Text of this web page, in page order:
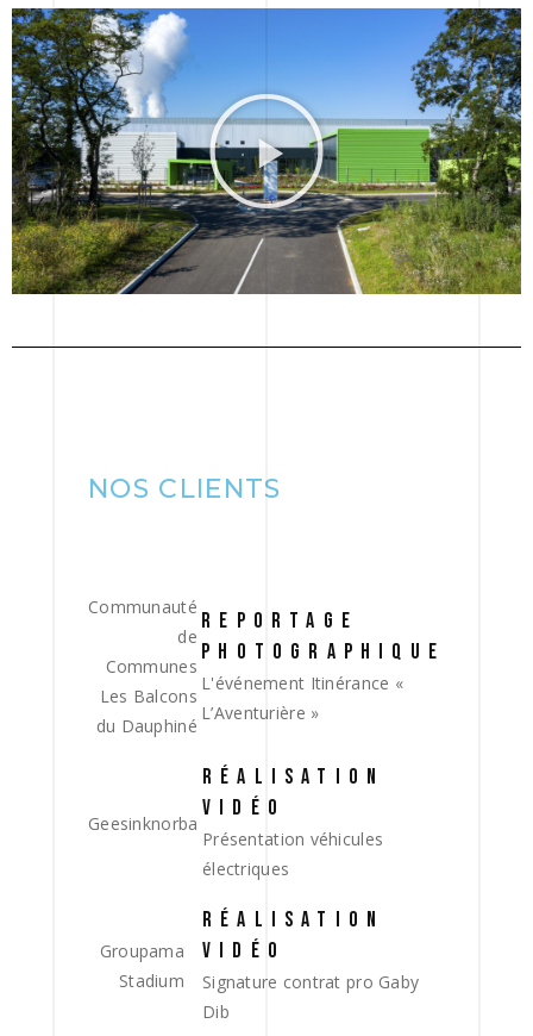
NOS CLIENTS
Communauté
de
Communes
Les Balcons
du Dauphiné
REPORTAGE
PHOTOGRAPHIQUE
L'événement Itinérance «
L’Aventurière »
Geesinknorba
RÉALISATION
VIDÉO
Présentation véhicules
électriques
Groupama
Stadium
RÉALISATION
VIDÉO
Signature contrat pro Gaby
Dib